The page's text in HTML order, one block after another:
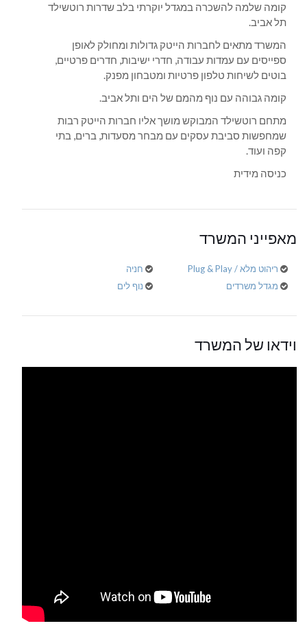
קומה שלמה להשכרה במגדל יוקרתי בלב שדרות רוטשילד
תל אביב.
המשרד מתאים לחברות הייטק גדולות ומחולק לאופן
ספייסים עם עמדות עבודה, חדרי ישיבות, חדרים פרטיים,
בוטים לשיחות טלפון פרטיות ומטבחון מפנק.
קומה גבוהה עם נוף מהמם של הים ותל אביב.
מתחם רוטשילד המבוקש מושך אליו חברות הייטק רבות
שמחפשות סביבת עסקים עם מבחר מסעדות, ברים, בתי
קפה ועוד.
כניסה מידית
מאפייני המשרד
חניה
ריהוט מלא / Plug & Play
נוף לים
מגדל משרדים
וידאו של המשרד